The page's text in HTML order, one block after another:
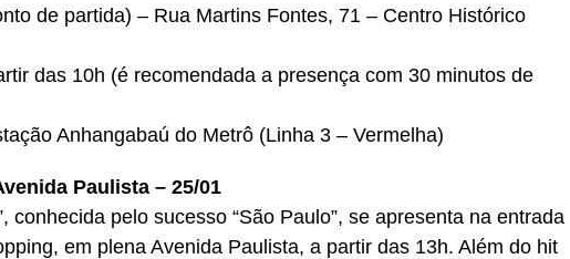
de partida) – Rua Martins Fontes, 71 – Centro Histórico
das 10h (é recomendada a presença com 30 minutos de
Anhangabaú do Metrô (Linha 3 – Vermelha)
Paulista – 25/01
conhecida pelo sucesso “São Paulo”, se apresenta na entrada
em plena Avenida Paulista, a partir das 13h. Além do hit